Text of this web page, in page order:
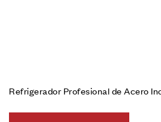
Refrigerador Profesional de Acero